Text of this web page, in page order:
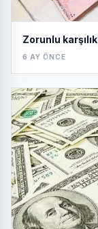
Zorunlu
6 AY ÖNCE